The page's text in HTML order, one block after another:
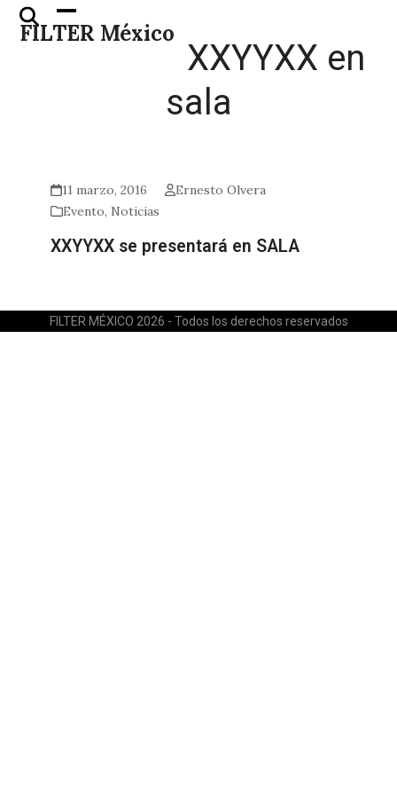
Skip
FILTER México
Open
mobile
Close
mobile
XXYYXX en
sala
11 marzo, 2016
Ernesto Olvera
Evento, Noticias
XXYYXX se presentará en SALA
FILTER MÉXICO 2026 - Todos los derechos reservados